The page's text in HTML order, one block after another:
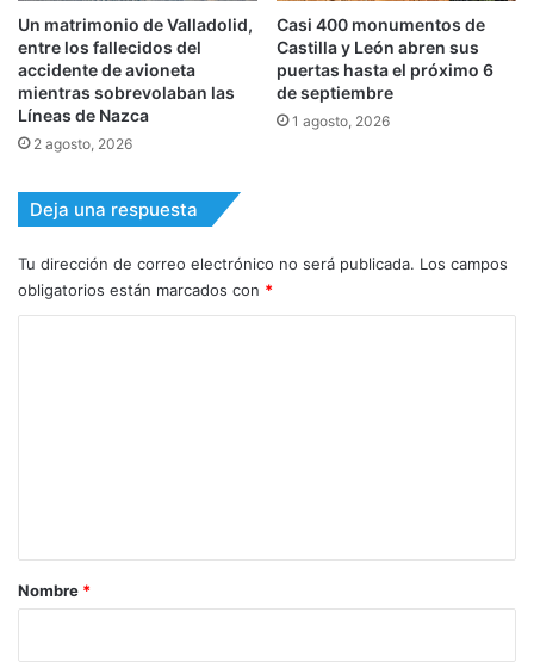
Un matrimonio de Valladolid,
entre los fallecidos del
accidente de avioneta
mientras sobrevolaban las
Líneas de Nazca
2 agosto, 2026
Casi 400 monumentos de
Castilla y León abren sus
puertas hasta el próximo 6
de septiembre
1 agosto, 2026
Deja una respuesta
Tu dirección de correo electrónico no será publicada. Los campos
obligatorios están marcados con *
rNombre *